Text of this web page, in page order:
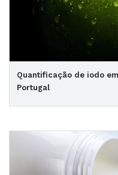
Quantificação de iodo
Portugal